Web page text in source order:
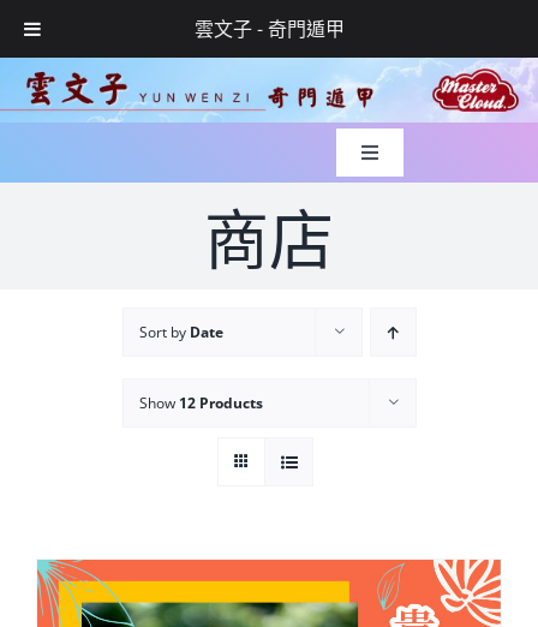
雲文子 - 奇門遁甲
Skip
to
Toggle
Navigation
入世緣起
玄學服務
Cloud Shop雲店
商店
Sort by Date
Show 12 Products